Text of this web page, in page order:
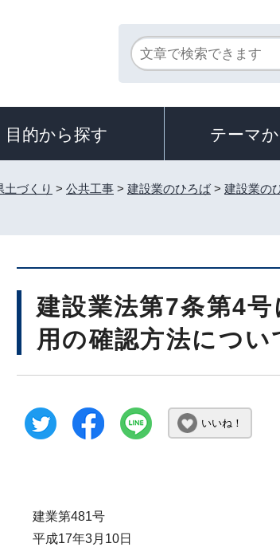
目的から探す テーマ
土づくり > 公共工事 > 建設業のひろば> 建設業の
建設業法第7条第4
用の確認方法につい
いいね！
建業第481号
平成17年3月10日